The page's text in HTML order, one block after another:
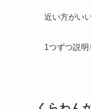
近い方がい
1つずつ説明